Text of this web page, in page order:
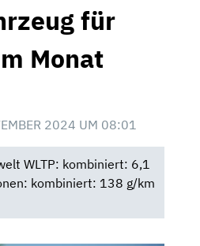
für
Monat
2024 UM 08:01
WLTP: kombiniert: 6,1
kombiniert: 138 g/km